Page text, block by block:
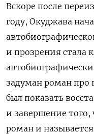
Вскоре после
году, Окуджава
и прозрения стала
задуман роман
был показать
и завершение того,
роман и